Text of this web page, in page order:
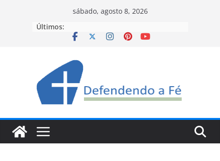
sábado, agosto 8, 2026
Últimos: